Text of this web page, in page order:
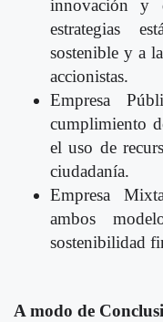
innovación y
estrategias
sostenible y a
accionistas.
Empresa
cumplimiento
el uso de
ciudadanía.
Empresa
ambos
sostenibilidad
A modo de